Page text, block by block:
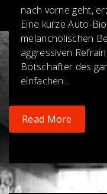
nach vorne geht,
Eine kurze Auto-
melancholischen
aggressiven
Botschafter des
einfachen...
Read More